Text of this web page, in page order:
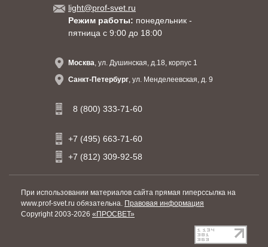
light@prof-svet.ru
Режим работы: понедельник -
пятница с 9:00 до 18:00
Москва, ул. Душинская, д.18, корпус 1
Санкт-Петербург, ул. Менделеевская, д. 9
8 (800) 333-71-60
+7 (495) 663-71-60
+7 (812) 309-92-58
При использовании материалов сайта прямая гиперссылка на
www.prof-svet.ru обязательна. Правовая информация
Copyright 2003-2026 «ПРОСВЕТ»